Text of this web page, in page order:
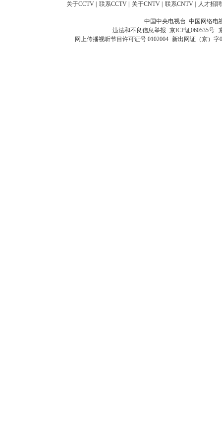
关于CCTV 联系CCTV 关于CNTV 联系CNTV 人才招聘
中国中央电视台 中国网络电
违法和不良信息举报 京ICP证060535号
网上传播视听节目许可证号 0102004 新出网证（京）